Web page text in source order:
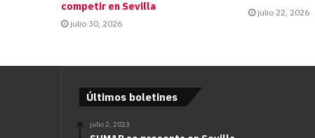
competir en Sevilla
julio 30, 2026
julio 22, 2026
Últimos boletines
julio 2, 2023